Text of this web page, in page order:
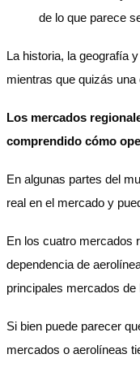
de lo que parece
La historia, la geografía
mientras que quizás
Los mercados
comprendido cómo
En algunas partes del
real en el mercado y
En los cuatro mercados
dependencia de
principales mercados
Si bien puede parecer
mercados o aerolíneas